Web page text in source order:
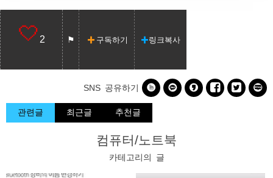
2 구독하기 링크복사
SNS 공유하기      
관련글 최근글 추천글
컴퓨터/노트북
카테고리의 글